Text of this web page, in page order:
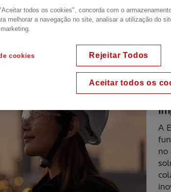
a uma rede sem
A
no
todos os cookies", concorda com o
melhorar a navegação no site, analisar a utilização do
cookies Rejeitar Todos
Aceitar todos os